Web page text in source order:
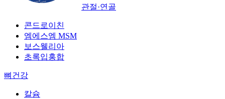
관절·연골
콘드로이친
엠에스엠 MSM
보스웰리아
초록입홍합
뼈건강
칼슘